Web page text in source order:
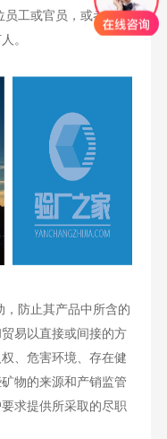
工或官员，或者某公
。
防止其产品中所含的
易以直接或间接的方
、危害环境、存在健
物的来源和产销监管
求提供所采取的尽职